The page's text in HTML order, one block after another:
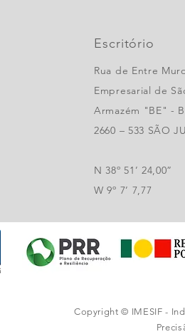
Escritório
Rua de Entre
Empresarial de
Armazém "BE" -
2660 – 533 SÃO
N 38º 51’ 24,00”
W 9º 7’ 7,77
Copyright © IMESIF -